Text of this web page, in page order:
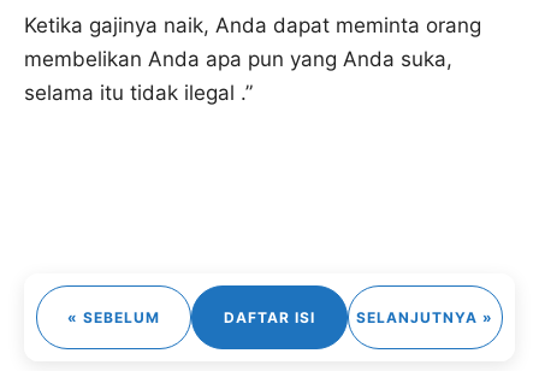
Ketika gajinya naik, Anda dapat meminta orang
membelikan Anda apa pun yang Anda suka,
selama itu tidak ilegal .”
« SEBELUM DAFTAR ISI SELANJUTNYA »